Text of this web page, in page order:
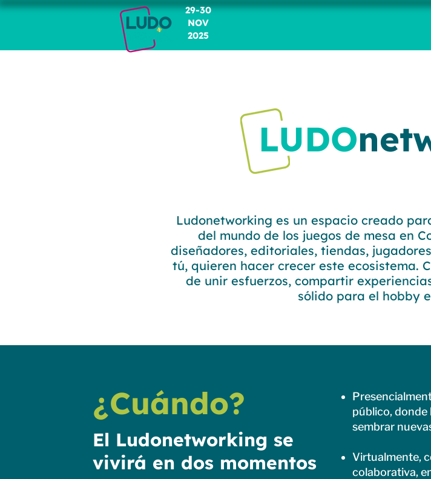
29-30
NOV
2025
LUDO
Ludonetworking es un espacio creado
del mundo de los juegos de mesa en
diseñadores, editoriales, tiendas,
tú, quieren hacer crecer este ecosistema.
de unir esfuerzos, compartir
sólido para el hobby
¿Cuándo?
El Ludonetworking se
vivirá en dos momentos
público,
sembrar
Virtualmente,
colaborativa,